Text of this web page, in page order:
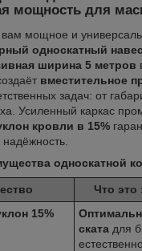
мощность для
мощное и
односкатный
ширина 5 метров
вместительное
задач: от
Усиленный каркас
кровли в 15%
односкатной
Что это
15%
ската для